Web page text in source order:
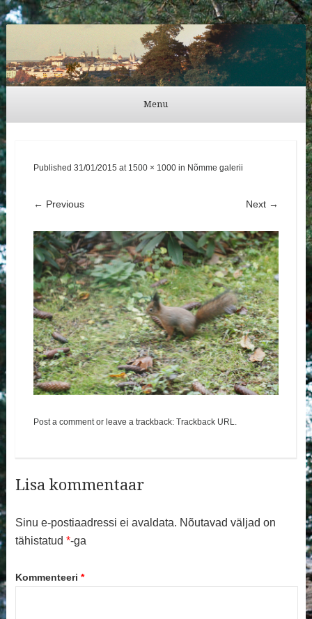
Külli Urb
Menu
Published 31/01/2015 at 1500 × 1000in Nõmme galerii
← Previous Next →
Post a commentor leave a trackback: Trackback URL.
Lisa kommentaar
Sinu e-postiaadressi ei avaldata. Nõutavad väljad on
tähistatud *-ga
Kommenteeri *